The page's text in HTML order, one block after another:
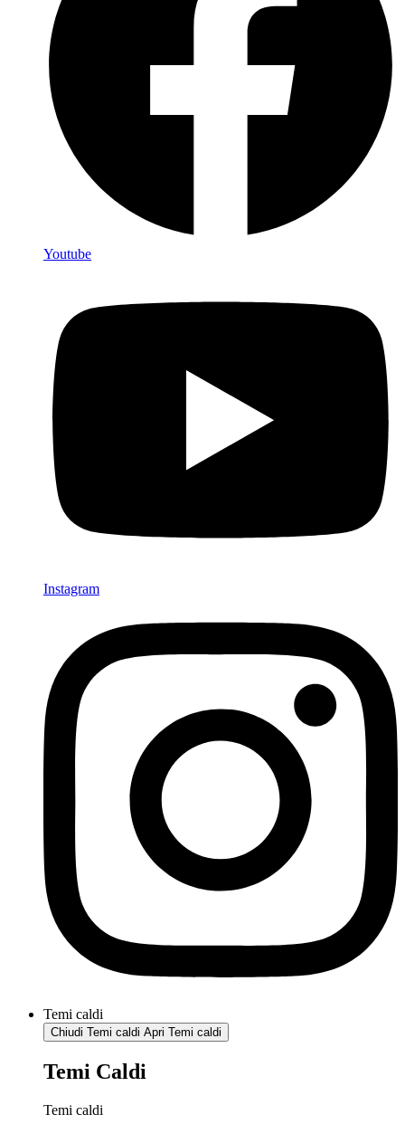
Youtube
Instagram
Temi caldi
Chiudi Temi caldi Apri Temi caldi
Temi Caldi
Temi caldi